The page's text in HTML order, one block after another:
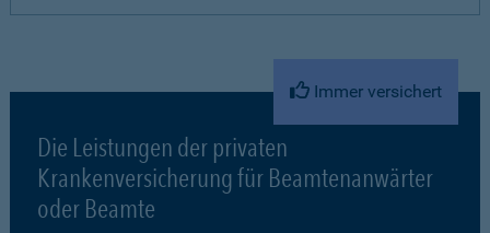
Immer versichert
Die Leistungen der privaten
Krankenversicherung für Beamtenanwärter
oder Beamte